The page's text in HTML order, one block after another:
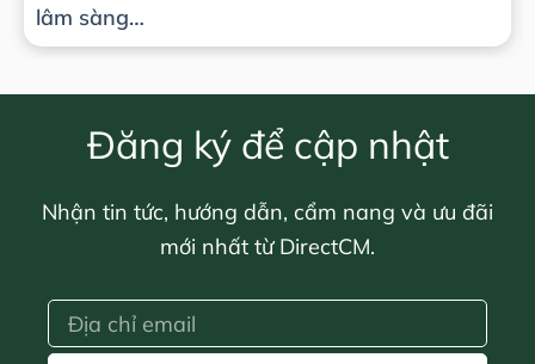
lâm sàng…
Đăng ký để cập nhật
Nhận tin tức, hướng dẫn, cẩm nang và ưu đãi
mới nhất từ DirectCM.